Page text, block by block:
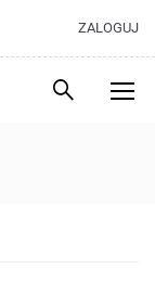
ZALOGUJ